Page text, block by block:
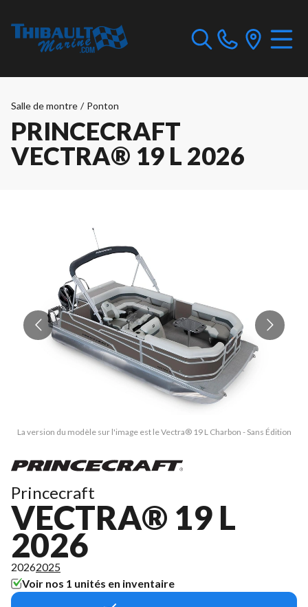
Salle de montre / Ponton
PRINCECRAFT
VECTRA® 19 L 2026
La version du modèle sur l'image est le Vectra® 19 L Charbon - Sans Édition
Princecraft
VECTRA® 19 L
2026
20262025
Voir nos 1 unités en inventaire